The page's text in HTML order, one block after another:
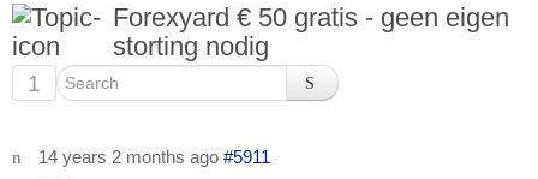
Forexyard € 50 gratis - geen eigen
storting nodig
1
14 years 2 months ago #5911